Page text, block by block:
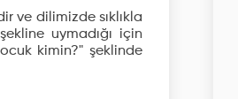
ve dilimizde sıklıkla
uymadığı için
kimin?" şeklinde